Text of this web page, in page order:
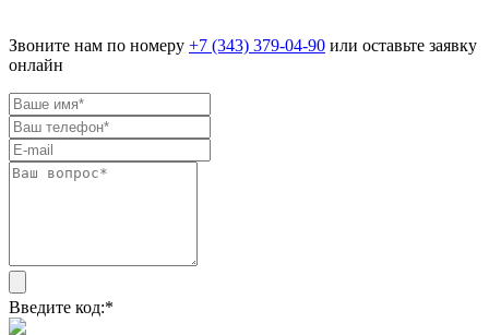
Звоните нам по номеру +7 (343) 379-04-90 или оставьте заявку
онлайн
Введите код:*